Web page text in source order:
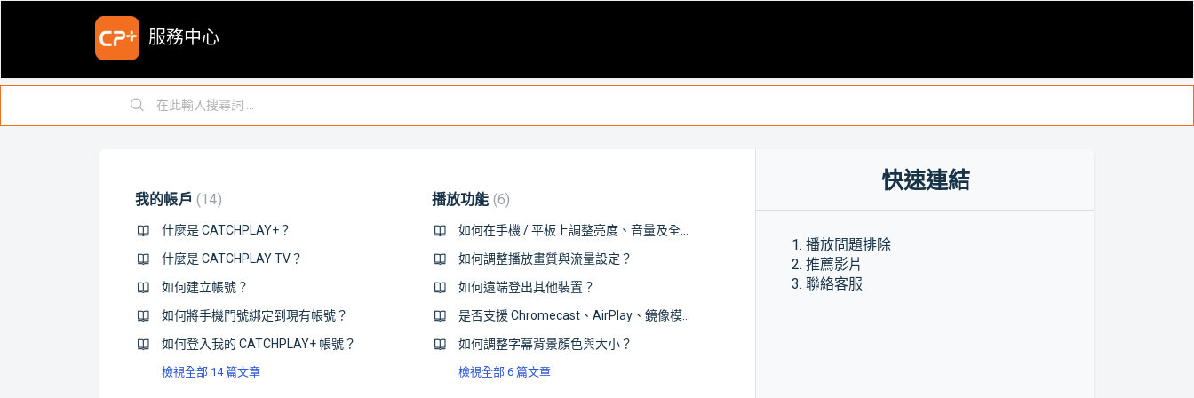
服務中心
我的帳戶 14
什麼是 CATCHPLAY+？
什麼是 CATCHPLAY TV？
如何建立帳號？
如何將手機門號綁定到現有帳號？
如何登入我的 CATCHPLAY+ 帳號？
檢視全部 14 篇文章
播放功能 6
如何在手機 / 平板上調整亮度、音量及全螢幕播放影片？
如何調整播放畫質與流量設定？
如何遠端登出其他裝置？
是否支援 Chromecast、AirPlay、鏡像模式或 HDMI 線輸出等播放方式呢？
如何調整字幕背景顏色與大小？
檢視全部 6 篇文章
快速連結
1. 播放問題排除
2. 推薦影片
3. 聯絡客服